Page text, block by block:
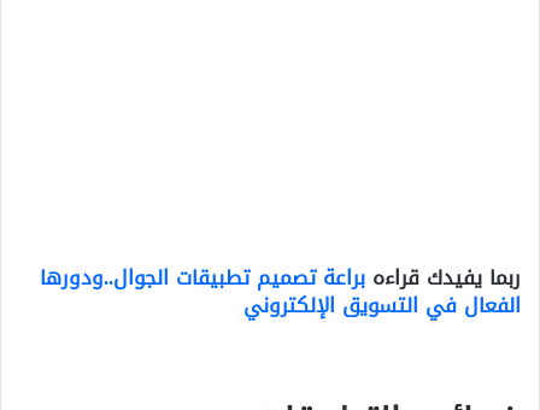
ربما يفيدك قراءه براعة تصميم تطبيقات الجوال..ودورها
الفعال في التسويق الإلكتروني